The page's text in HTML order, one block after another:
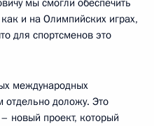
мы смогли обеспечить
и на Олимпийских играх,
для спортсменов это
международных
отдельно доложу. Это
новый проект, который